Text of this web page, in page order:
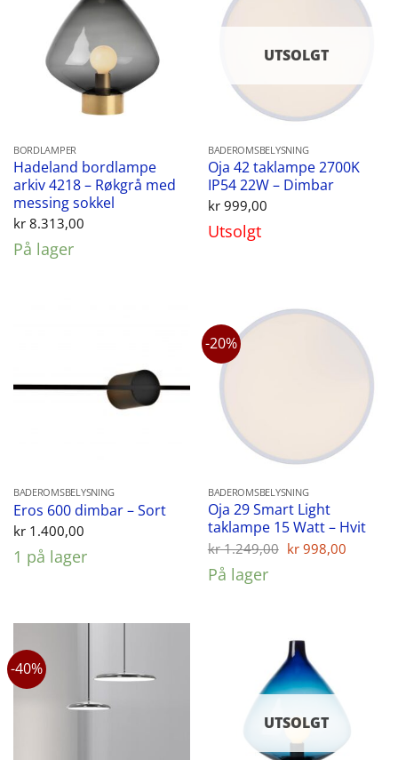
BORDLAMPER
Hadeland bordlampe
arkiv 4218 – Røkgrå med
messing sokkel
kr8.313,00
På lager
UTSOLGT
BADEROMSBELYSNING
Oja 42 taklampe 2700K
IP54 22W – Dimbar
kr999,00
Utsolgt
BADEROMSBELYSNING
Eros 600 dimbar – Sort
kr1.400,00
1 på lager
-20%
BADEROMSBELYSNING
Oja 29 Smart Light
taklampe 15 Watt – Hvit
kr1.249,00 Opprinnelig
kr 998,00
På lager
-40%
UTSOLGT